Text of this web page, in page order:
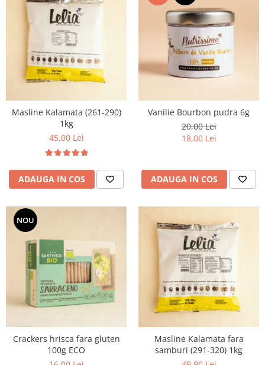
Masline Kalamata (261-290)
1kg
45,00 Lei
ADAUGA IN COS
Vanilie Bourbon pudra 6g
20,00 Lei
18,00 Lei
ADAUGA IN COS
NOU
Crackers hrisca fara gluten
100g ECO
Masline Kalamata fara
samburi (291-320) 1kg